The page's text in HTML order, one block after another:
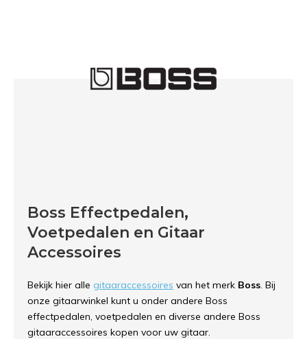
Boss Effectpedalen,
Voetpedalen en Gitaar
Accessoires
Bekijk hier alle gitaaraccessoires van het merk Boss. Bij
onze gitaarwinkel kunt u onder andere Boss
effectpedalen, voetpedalen en diverse andere Boss
gitaaraccessoires kopen voor uw gitaar.